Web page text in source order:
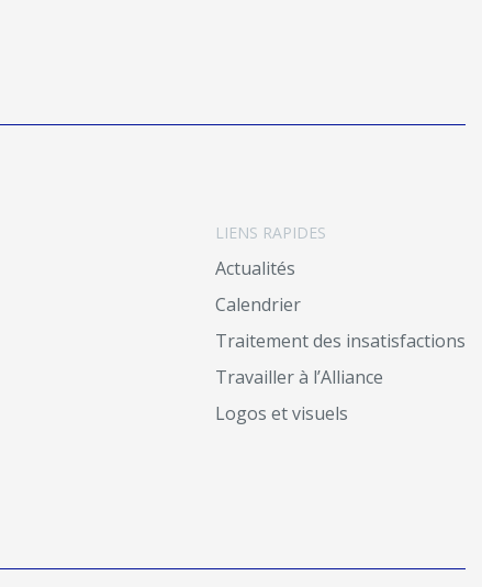
LIENS RAPIDES
Actualités
Calendrier
Traitement des insatisfactions
Travailler à l’Alliance
Logos et visuels